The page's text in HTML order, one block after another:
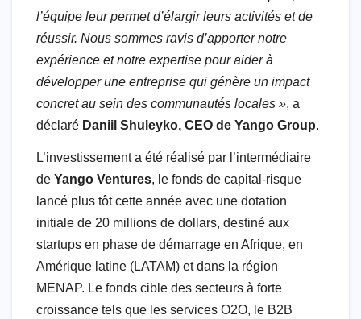
l’équipe leur permet d’élargir leurs activités et de
réussir. Nous sommes ravis d’apporter notre
expérience et notre expertise pour aider à
développer une entreprise qui génère un impact
concret au sein des communautés locales », a
déclaré Daniil Shuleyko, CEO de Yango Group.
L’investissement a été réalisé par l’intermédiaire
de Yango Ventures, le fonds de capital-risque
lancé plus tôt cette année avec une dotation
initiale de 20 millions de dollars, destiné aux
startups en phase de démarrage en Afrique, en
Amérique latine (LATAM) et dans la région
MENAP. Le fonds cible des secteurs à forte
croissance tels que les services O2O, le B2B